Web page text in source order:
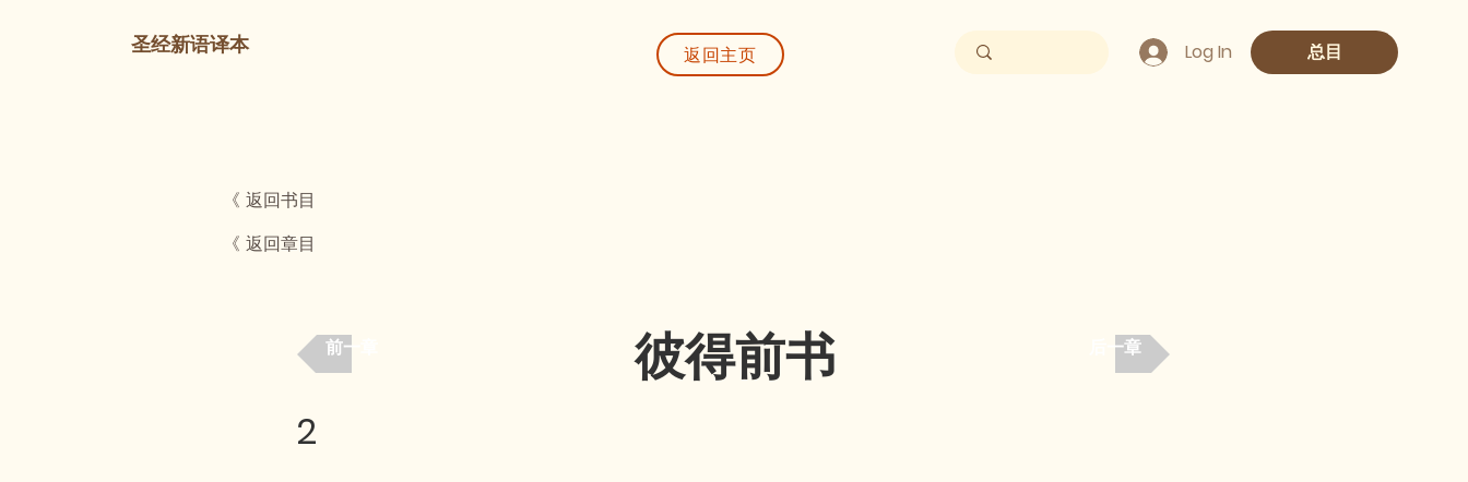
圣经新语译本 Log In 总目
返回主页
《 返回书目
《 返回章目
前一章 彼得前书 后一章
2